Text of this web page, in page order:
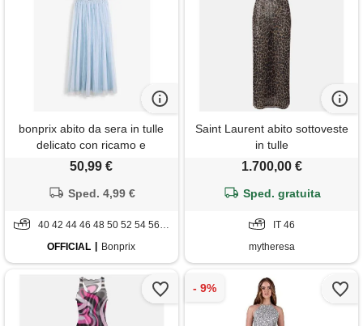
bonprix abito da sera in tulle
delicato con ricamo e
paillettes-blu
50,99 €
Sped. 4,99 €
40 42 44 46 48 50 52 54 56 58
OFFICIAL
Bonprix
Saint Laurent abito sottoveste
in tulle
1.700,00 €
Sped. gratuita
IT 46
mytheresa